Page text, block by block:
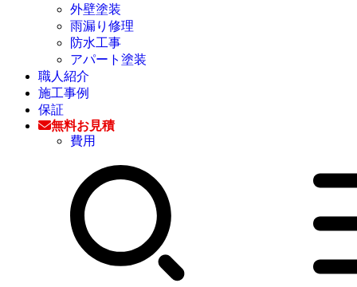
外壁塗装
雨漏り修理
防水工事
アパート塗装
職人紹介
施工事例
保証
無料お見積
費用